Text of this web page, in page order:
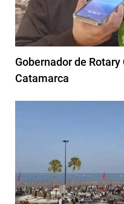
Gobernador de
Catamarca